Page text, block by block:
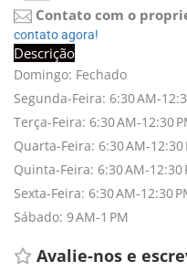
Contato com o
contato agora!
Descrição
Domingo: Fechado
Segunda-Feira: 6:30 AM-
Terça-Feira: 6:30 AM-12:30
Quarta-Feira: 6:30 AM-12:30
Quinta-Feira: 6:30 AM-12:30
Sexta-Feira: 6:30 AM-12:30
Sábado: 9 AM-1 PM
Avalie-nos e